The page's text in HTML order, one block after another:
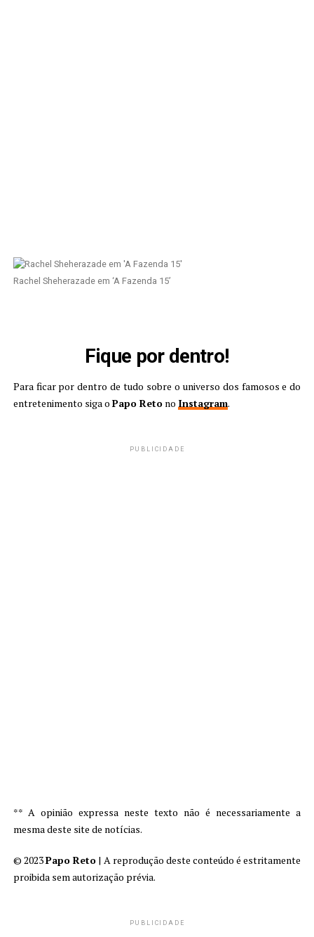
Rachel Sheherazade em ‘A Fazenda 15’
Fique por dentro!
Para ficar por dentro de tudo sobre o universo dos famosos e do
entretenimento siga o Papo Retono Instagram.
PUBLICIDADE
** A opinião expressa neste texto não é necessariamente a
mesma deste site de notícias.
© 2023Papo Reto | A reprodução deste conteúdo é estritamente
proibida sem autorização prévia.
PUBLICIDADE